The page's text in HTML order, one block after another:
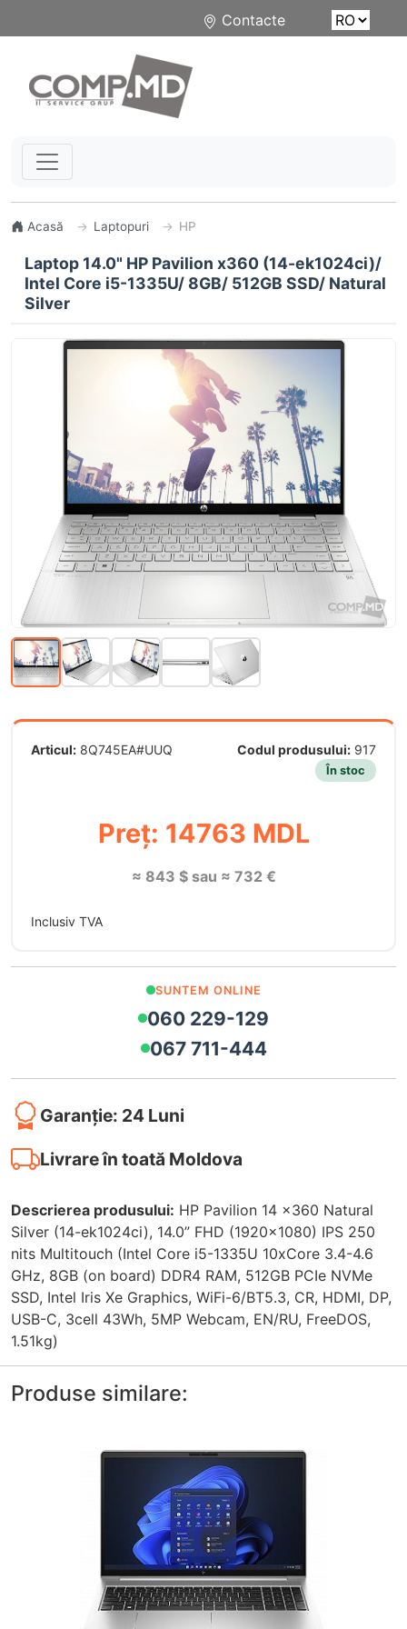
Contacte
Acasă Laptopuri HP
Laptop 14.0" HP Pavilion x360 (14-ek1024ci)/
Intel Core i5-1335U/ 8GB/ 512GB SSD/ Natural
Silver
Articul: 8Q745EA#UUQ Codul produsului: 917
În stoc
Preț: 14763 MDL
≈ 843 $ sau ≈ 732 €
Inclusiv TVA
SUNTEM ONLINE
060 229-129
067 711-444
Garanție: 24 Luni
Livrare în toată Moldova
Descrierea produsului: HP Pavilion 14 x360 Natural
Silver (14-ek1024ci), 14.0” FHD (1920x1080) IPS 250
nits Multitouch (Intel Core i5-1335U 10xCore 3.4-4.6
GHz, 8GB (on board) DDR4 RAM, 512GB PCIe NVMe
SSD, Intel Iris Xe Graphics, WiFi-6/BT5.3, CR, HDMI, DP,
USB-C, 3cell 43Wh, 5MP Webcam, EN/RU, FreeDOS,
1.51kg)
Produse similare: